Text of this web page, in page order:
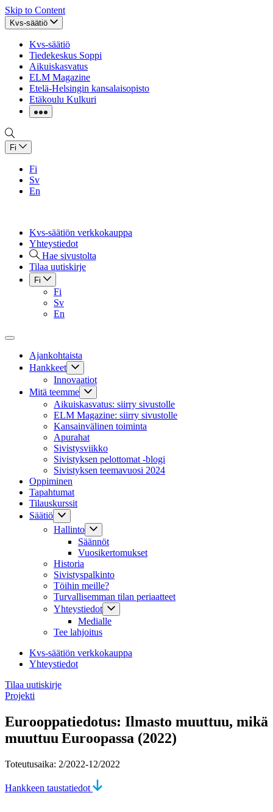
Skip to Content
Kvs-säätiö
Kvs-säätiö
Tiedekeskus Soppi
Aikuiskasvatus
ELM Magazine
Etelä-Helsingin kansalaisopisto
Etäkoulu Kulkuri
Fi
Fi
Sv
En
Kvs-säätiön verkkokauppa
Yhteystiedot
Hae sivustolta
Tilaa uutiskirje
Fi
Fi
Sv
En
Ajankohtaista
Hankkeet
Innovaatiot
Mitä teemme
Aikuiskasvatus: siirry sivustolle
ELM Magazine: siirry sivustolle
Kansainvälinen toiminta
Apurahat
Sivistysviikko
Sivistyksen pelottomat -blogi
Sivistyksen teemavuosi 2024
Oppiminen
Tapahtumat
Tilauskurssit
Säätiö
Hallinto
Säännöt
Vuosikertomukset
Historia
Sivistyspalkinto
Töihin meille?
Turvallisemman tilan periaatteet
Yhteystiedot
Medialle
Tee lahjoitus
Kvs-säätiön verkkokauppa
Yhteystiedot
Tilaa uutiskirje
Projekti
Eurooppatiedotus: Ilmasto muuttuu, mikä
muuttuu Euroopassa (2022)
Toteutusaika: 2/2022-12/2022
Hankkeen taustatiedot